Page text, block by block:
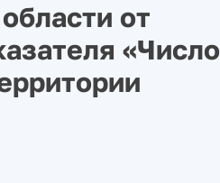
от
«Число